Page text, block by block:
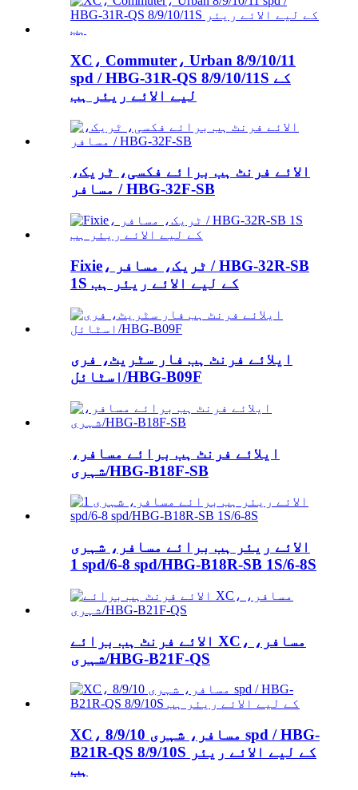
XC، Commuter، Urban 8/9/10/11
spd / HBG-31R-QS 8/9/10/11S کے
لیے الائے ریئر ہب
الائے فرنٹ ہب برائے فکسی، ٹریک،
مسافر / HBG-32F-SB
Fixie، ٹریک، مسافر / HBG-32R-SB
1S کے لیے الائے ریئر ہب
ایلائے فرنٹ ہب فار سٹریٹ، فری
اسٹائل/HBG-B09F
ایلائے فرنٹ ہب برائے مسافر،
شہری/HBG-B18F-SB
الائے ریئر ہب برائے مسافر، شہری
1 spd/6-8 spd/HBG-B18R-SB 1S/6-8S
الائے فرنٹ ہب برائے XC، مسافر،
شہری/HBG-B21F-QS
XC، مسافر، شہری 8/9/10 spd / HBG-
B21R-QS 8/9/10S کے لیے الائے ریئر
ہب